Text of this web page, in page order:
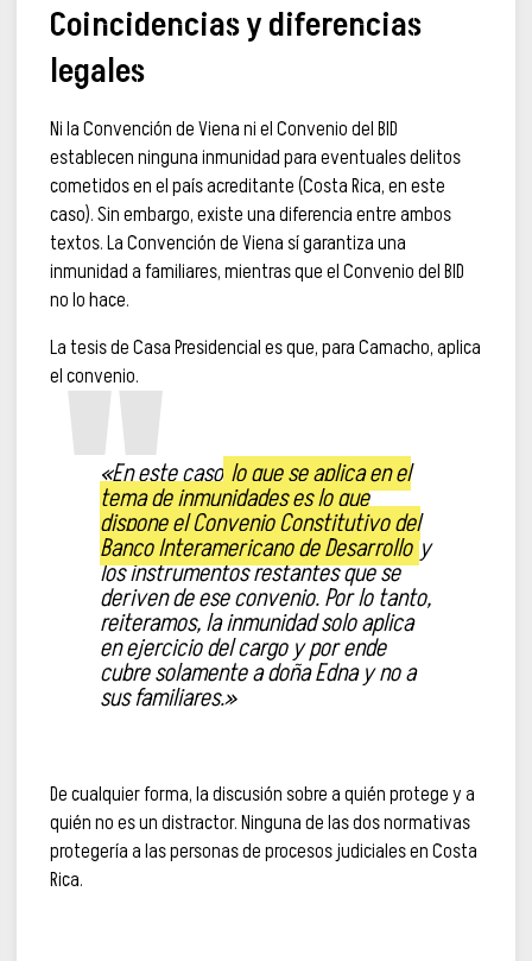
Coincidencias y diferencias
legales
Ni la Convención de Viena ni el Convenio del BID
establecen ninguna inmunidad para eventuales delitos
cometidos en el país acreditante (Costa Rica, en este
caso). Sin embargo, existe una diferencia entre ambos
textos. La Convención de Viena sí garantiza una
inmunidad a familiares, mientras que el Convenio del BID
no lo hace.
La tesis de Casa Presidencial es que, para Camacho, aplica
el convenio.
«En este caso lo que se aplica en el
tema de inmunidades es lo que
dispone el Convenio Constitutivo del
Banco Interamericano de Desarrolloy
los instrumentos restantes que se
deriven de ese convenio. Por lo tanto,
reiteramos, la inmunidad solo aplica
en ejercicio del cargo y por ende
cubre solamente a doña Edna y no a
sus familiares.»
De cualquier forma, la discusión sobre a quién protege y a
quién no es un distractor. Ninguna de las dos normativas
protegería a las personas de procesos judiciales en Costa
Rica.